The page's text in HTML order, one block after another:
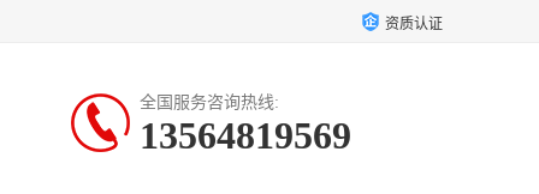
资质认证
全国服务咨询热线:
13564819569